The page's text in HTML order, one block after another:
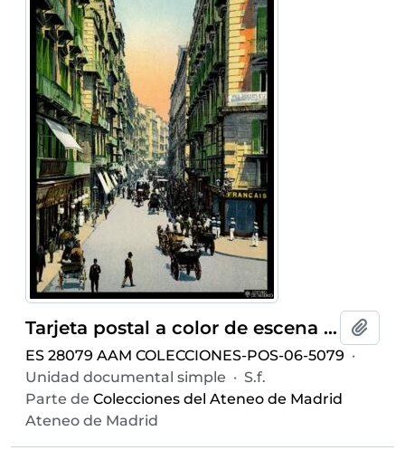
Tarjeta postal a color de escena costumbrista urbana en la esquina de la Via Roma con la Via Toledo de Nápoles editada por C. Cotini en la misma ciudad
ES 28079 AAM COLECCIONES-POS-06-5079 ·
Unidad documental simple · S.f.
Parte de Colecciones del Ateneo de Madrid
Ateneo de Madrid